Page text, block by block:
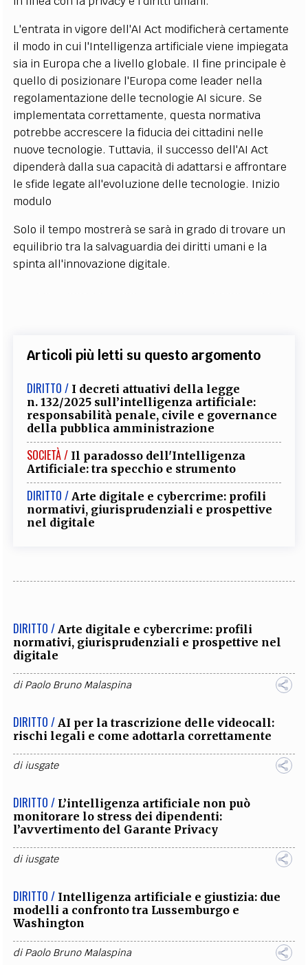
L'entrata in vigore dell'AI Act modificherà certamente
il modo in cui l'Intelligenza artificiale viene impiegata
sia in Europa che a livello globale. Il fine principale è
quello di posizionare l'Europa come leader nella
regolamentazione delle tecnologie AI sicure. Se
implementata correttamente, questa normativa
potrebbe accrescere la fiducia dei cittadini nelle
nuove tecnologie. Tuttavia, il successo dell'AI Act
dipenderà dalla sua capacità di adattarsi e affrontare
le sfide legate all'evoluzione delle tecnologie. Inizio
modulo
Solo il tempo mostrerà se sarà in grado di trovare un
equilibrio tra la salvaguardia dei diritti umani e la
spinta all'innovazione digitale.
Articoli più letti su questo argomento
DIRITTO / I decreti attuativi della legge
n. 132/2025 sull’intelligenza artificiale:
responsabilità penale, civile e governance
della pubblica amministrazione
SOCIETÀ / Il paradosso dell'Intelligenza
Artificiale: tra specchio e strumento
DIRITTO / Arte digitale e cybercrime: profili
normativi, giurisprudenziali e prospettive
nel digitale
DIRITTO / Arte digitale e cybercrime: profili
normativi, giurisprudenziali e prospettive nel
digitale
diPaolo Bruno Malaspina
DIRITTO / AI per la trascrizione delle videocall:
rischi legali e come adottarla correttamente
diiusgate
DIRITTO / L’intelligenza artificiale non può
monitorare lo stress dei dipendenti:
l’avvertimento del Garante Privacy
diiusgate
DIRITTO / Intelligenza artificiale e giustizia: due
modelli a confronto tra Lussemburgo e
Washington
diPaolo Bruno Malaspina